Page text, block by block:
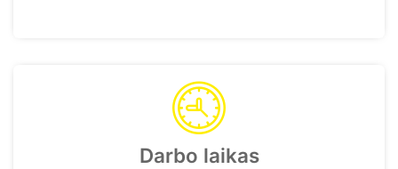
Darbo laikas